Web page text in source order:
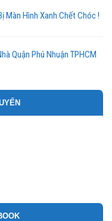
Màn Hình Xanh Chết Chóc !
Quận Phú Nhuận TPHCM